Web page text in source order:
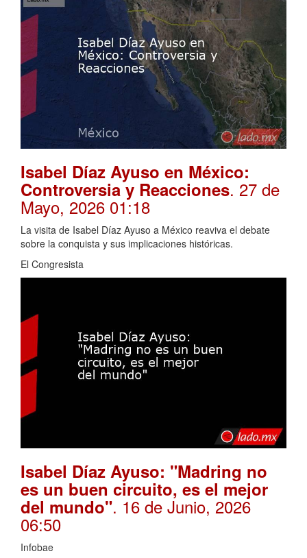
Isabel Díaz Ayuso en México:
Controversia y Reacciones. 27 de
Mayo, 2026 01:18
La visita de Isabel Díaz Ayuso a México reaviva el debate
sobre la conquista y sus implicaciones históricas.
El Congresista
Isabel Díaz Ayuso: "Madring no
es un buen circuito, es el mejor
del mundo". 16 de Junio, 2026
06:50
Infobae